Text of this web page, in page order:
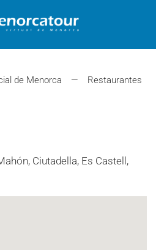
de Menorca
Restaurantes
Ciutadella, Es Castell,